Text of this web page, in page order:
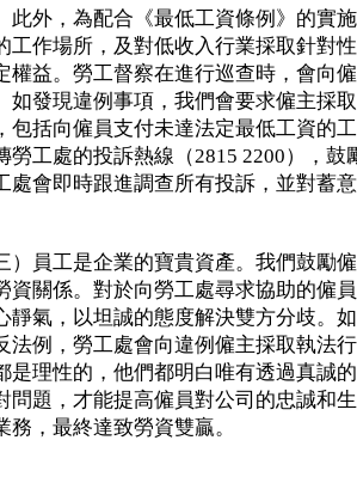
外，為配合《最低工資條例》的實施
工作場所，及對低收入行業採取針對
權益。勞工督察在進行巡查時，會向
如發現違例事項，我們會要求僱主採
包括向僱員支付未達法定最低工資的
勞工處的投訴熱線（2815 2200），
處會即時跟進調查所有投訴，並對蓄
）員工是企業的寶貴資產。我們鼓勵
資關係。對於向勞工處尋求協助的僱
靜氣，以坦誠的態度解決雙方分歧。
法例，勞工處會向違例僱主採取執法
是理性的，他們都明白唯有透過真誠
問題，才能提高僱員對公司的忠誠和
務，最終達致勞資雙贏。